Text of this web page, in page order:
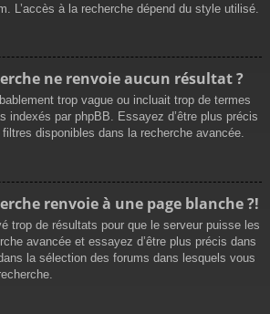
L’accès à la recherche dépend du style utilisé.
ne renvoie aucun résultat ?
trop vague ou incluait trop de termes
indexés par phpBB. Essayez d’être plus précis
disponibles dans la recherche avancée.
renvoie à une page blanche ?!
trop de résultats pour que le serveur puisse les
avancée et essayez d’être plus précis dans
la sélection des forums dans lesquels vous